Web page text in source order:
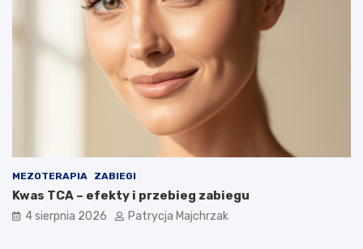
MEZOTERAPIA ZABIEGI
Kwas TCA – efekty i przebieg zabiegu
4 sierpnia 2026 Patrycja Majchrzak